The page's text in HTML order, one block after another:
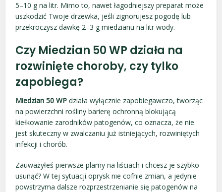
5–10 g na litr. Mimo to, nawet łagodniejszy preparat może
uszkodzić Twoje drzewka, jeśli zignorujesz pogodę lub
przekroczysz dawkę 2–3 g miedzianu na litr wody.
Czy Miedzian 50 WP działa na
rozwinięte choroby, czy tylko
zapobiega?
Miedzian 50 WP działa wyłącznie zapobiegawczo, tworząc
na powierzchni rośliny barierę ochronną blokującą
kiełkowanie zarodników patogenów, co oznacza, że nie
jest skuteczny w zwalczaniu już istniejących, rozwiniętych
infekcji i chorób.
Zauważyłeś pierwsze plamy na liściach i chcesz je szybko
usunąć? W tej sytuacji oprysk nie cofnie zmian, a jedynie
powstrzyma dalsze rozprzestrzenianie się patogenów na